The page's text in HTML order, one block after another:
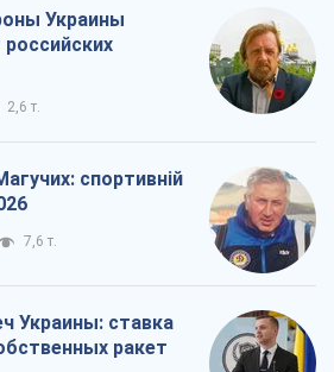
Украины
2,6 т.
спортивній
7,6 т.
Украины: ставка
ракет